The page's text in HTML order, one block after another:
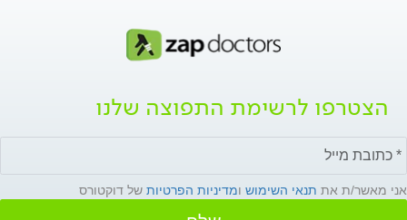
הצטרפו לרשימת התפוצה שלנו
אני מאשר/ת את תנאי השימוש ומדיניות הפרטיות של דוקטורס